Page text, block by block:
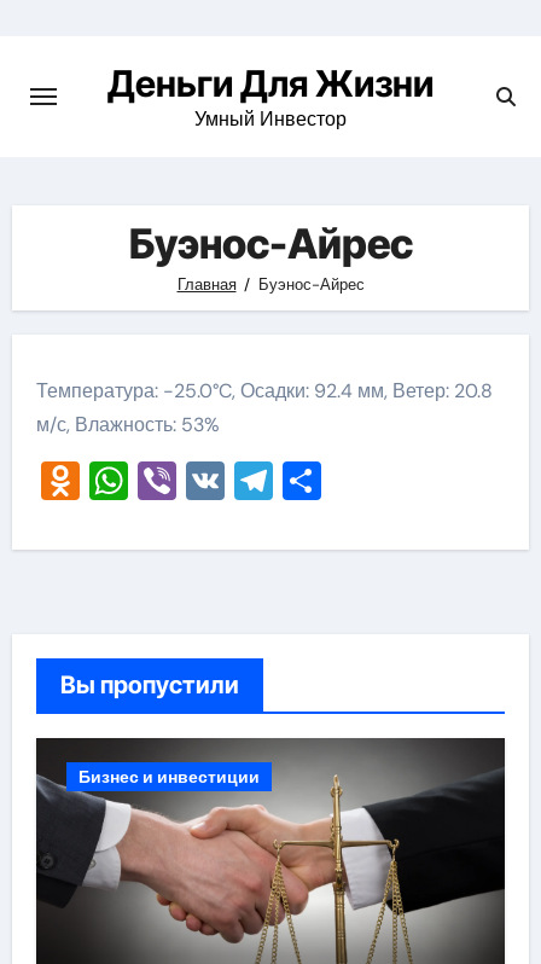
содержимомуДеньги Для Жизни
Умный Инвестор
Буэнос-Айрес
Главная Буэнос-Айрес
Температура: -25.0°C, Осадки: 92.4 мм, Ветер: 20.8
м/с, Влажность: 53%
Odnoklassniki
WhatsApp
Viber
VKTelegram
Отправить
Вы пропустили
Бизнес и инвестиции